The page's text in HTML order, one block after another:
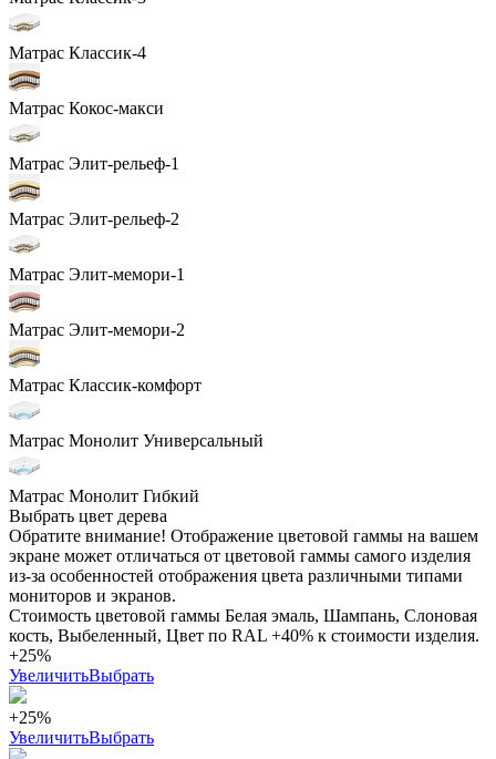
Матрас Классик-4
Матрас Кокос-макси
Матрас Элит-рельеф-1
Матрас Элит-рельеф-2
Матрас Элит-мемори-1
Матрас Элит-мемори-2
Матрас Классик-комфорт
Матрас Монолит Универсальный
Матрас Монолит Гибкий
Выбрать цвет дерева
Обратите внимание! Отображение цветовой гаммы на вашем
экране может отличаться от цветовой гаммы самого изделия
из-за особенностей отображения цвета различными типами
мониторов и экранов.
Стоимость цветовой гаммы Белая эмаль, Шампань, Слоновая
кость, Выбеленный, Цвет по RAL +40% к стоимости изделия.
+25%
УвеличитьВыбрать
+25%
УвеличитьВыбрать